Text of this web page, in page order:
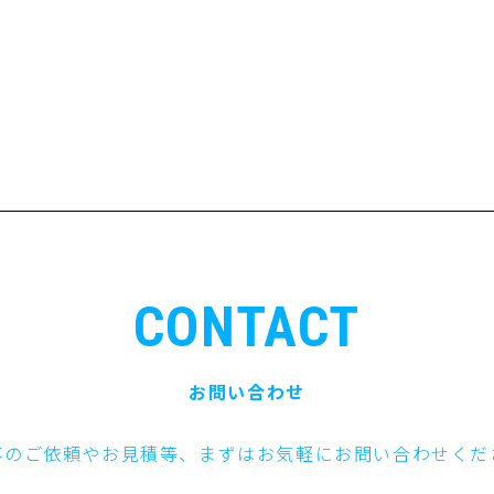
CONTACT
お問い合わせ
ご依頼やお見積等、まずはお気軽にお問い合わせく